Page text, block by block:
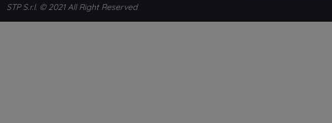
STP S.r.l. © 2021 All Right Reserved